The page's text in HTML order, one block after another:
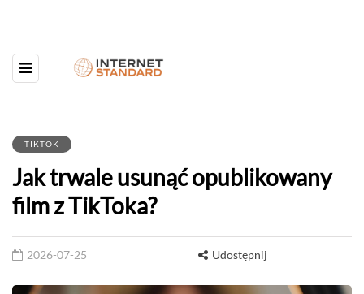
TIKTOK
Jak trwale usunąć opublikowany
film z TikToka?
2026-07-25 Udostępnij